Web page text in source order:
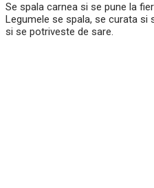
Se spala carnea si se pune la
Legumele se spala, se curata
si se potriveste de sare.